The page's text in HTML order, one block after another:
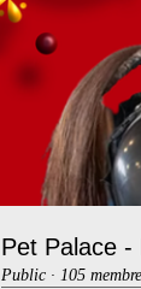
Pet Palace -
Public · 105